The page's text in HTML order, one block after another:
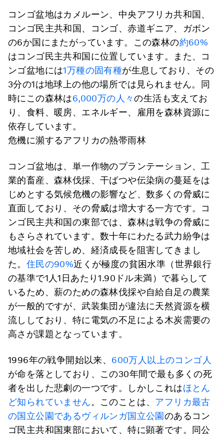
コンゴ盆地はカメルーン、中央アフリカ共和国、
コンゴ民主共和国、コンゴ、赤道ギニア、ガボン
の6か国にまたがっています。この森林の約60%
はコンゴ民主共和国に位置しています。また、コ
ンゴ盆地には1万種の固有種が生息しており、その
3分の1は地球上の他の場所では見られません。同
時にこの森林は6,000万の人々の生活も支えてお
り、食料、暖房、エネルギー、雇用を森林資源に
依存しています。
危機に瀕するアフリカの熱帯雨林
コンゴ盆地は、単一作物のプランテーション、工
業的畜産、森林伐採、干ばつや伝染病の蔓延をは
じめとする気候危機の影響など、数多くの脅威に
直面しており、その脅威は増大する一方です。コ
ンゴ民主共和国の東部では、森林は戦争の脅威に
もさらされています。数十年にわたる武力紛争は
地域社会を苦しめ、経済成長を阻害してきまし
た。 住民の90%近くが極度の貧困水準（世界銀行
の基準で1人1日あたり1.90ドル未満）で暮らして
いるため、薪のための森林伐採や自給自足の農業
が一般的ですが、武装集団が違法に天然資源を横
流ししており、特に電気の不足による木炭需要の
高さが課題となっています。
1996年の戦争開始以来、 600万人以上のコンゴ人
が命を落としており、この30年間で最も多くの死
者を出した悲劇の一つです。しかしこれはほとん
ど知られていません。このことは、 アフリカ最古
の国立公園であるヴィルンガ国立公園のあるコン
ゴ民主共和国東部において、特に顕著です。同公